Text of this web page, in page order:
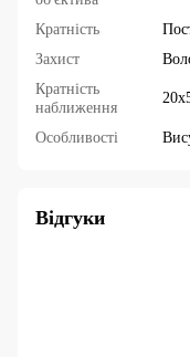
Кратність
Захист
Кратність
наближення
Особливості
Відгуки